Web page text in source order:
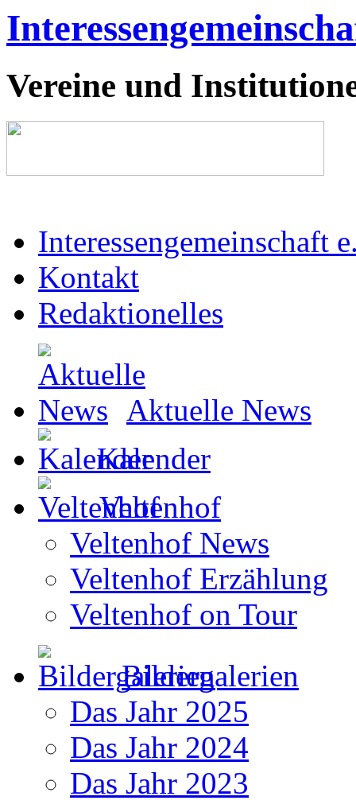
Vereine und
Interessengemeinschaft
Kontakt
Redaktionelles
Aktuelle News
Kalender
Veltenhof
Veltenhof News
Veltenhof Erzählung
Veltenhof on Tour
Bildergalerien
Das Jahr 2025
Das Jahr 2024
Das Jahr 2023